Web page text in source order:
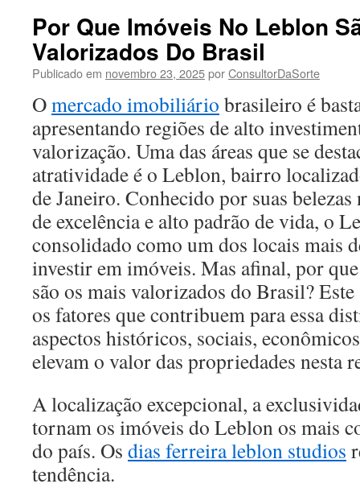
Por Que Imóveis No Leblon
Valorizados Do Brasil
Publicado em novembro 23, 2025porConsultorDaSorte
Omercado imobiliário brasileiro é
apresentando regiões de alto
valorização. Uma das áreas que se
atratividade é o Leblon, bairro
de Janeiro. Conhecido por suas
de excelência e alto padrão de vida, o
consolidado como um dos locais mais
investir em imóveis. Mas afinal, por
são os mais valorizados do Brasil?
os fatores que contribuem para essa
aspectos históricos, sociais,
elevam o valor das propriedades nesta
A localização excepcional, a
tornam os imóveis do Leblon os mais
do país. Os dias ferreira leblon studios
tendência.